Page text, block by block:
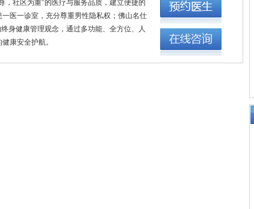
，社区为重"的医疗与服务品质，建立便捷的
医一诊室，充分尊重男性隐私权；佛山名仕
身健康管理观念，通过多功能、全方位、人
康安全护航。